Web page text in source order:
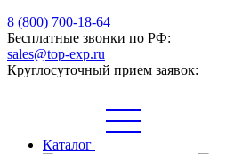
8 (800) 700-18-64
Бесплатные звонки по РФ:
sales@top-exp.ru
Круглосуточный прием заявок:
Каталог